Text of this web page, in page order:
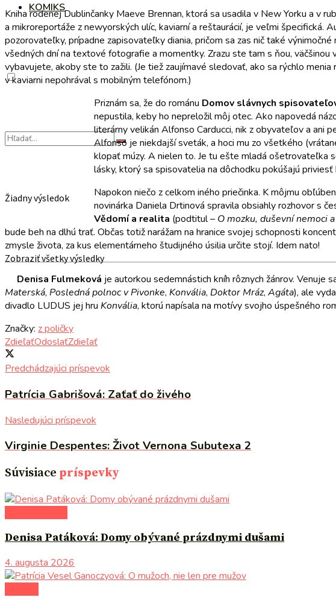
KOMIKS
Žiadny výsledok
Zobraziť všetky výsledky
Kniha rodenej Dublinčanky Maeve Brennan, ktorá sa usadila v New Yorku a v
a mikroreportáže z newyorských ulíc, kaviarní a reštaurácií, je veľmi
pozorovateľky, prípadne zapisovateľky diania, pričom sa zas nič také
všedných dní na textové fotografie a momentky. Zrazu ste tam s ňou,
vybavujete, akoby ste to zažili. (Je tiež zaujímavé sledovať, ako sa rýchlo
v kaviarni nepohrával s mobilným telefónom.)
Priznám sa, že do románu Domov slávnych
nepustila, keby ho nepreložil môj otec. Ako napovedá
literárny velikán Alfonso Carducci, nik z obyvateľov a ani
Alfonso je niekdajší sveták, a hoci mu zo všetkého
klopať múzy. A nielen to. Je tu ešte mladá ošetrovateľka
lásky, ktorý sa spisovatelia na dôchodku pokúšajú
Napokon niečo z celkom iného priečinka. K môjmu
novinárka Daniela Drtinová spravila obsiahly rozhovor s
Vědomí a realita (podtitul – O mozku, duševní nemoci
bude beh na dlhú trať. Občas totiž narážam na hranice svojej schopnosti
zmysle života, za kus elementárneho študijného úsilia určite stojí. Idem nato!
Denisa Fulmeková je autorkou sedemnástich kníh rôznych žánrov. Venuje
Materská, Posledná polnoc v Pivonke, Konvália, Doktor Mráz, Agáta), ale
divadlo LUDUS jej hru Konvália, ktorú napísala na motívy svojho úspešného
Značky: z poličky
ZdieľaťOdoslaťZdieľať
Predchádzajúci príspevok
Patrícia Gabrišová: Zaťať do živého
Nasledujúci príspevok
Virginie Despentes: Život Vernona Subutexa 2
Súvisiace príspevky
Denisa Patáková: Domy obývané prázdnymi dušami
4. augusta 2026